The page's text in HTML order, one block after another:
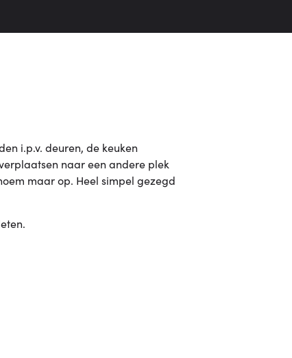
i.p.v. deuren, de keuken
naar een andere plek
maar op. Heel simpel gezegd